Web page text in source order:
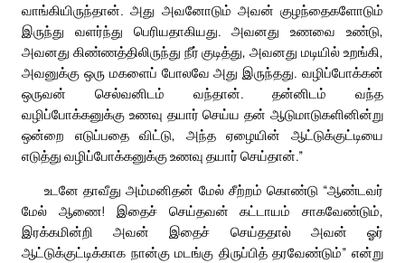
வாங்கியிருந்தான். அது அவனோடும் அவன் குழந்தைகளோடும்
இருந்து வளர்ந்து பெரியதாகியது. அவனது உணவை உண்டு,
அவனது கிண்ணத்திலிருந்து நீர் குடித்து, அவனது மடியில் உறங்கி,
அவனுக்கு ஒரு மகளைப் போலவே அது இருந்தது. வழிப்போக்கன்
ஒருவன் செல்வனிடம் வந்தான். தன்னிடம் வந்த
வழிப்போக்கனுக்கு உணவு தயார் செய்ய தன் ஆடுமாடுகளினின்று
ஒன்றை எடுப்பதை விட்டு, அந்த ஏழையின் ஆட்டுக்குட்டியை
எடுத்து வழிப்போக்கனுக்கு உணவு தயார் செய்தான்.”
உடனே தாவீது அம்மனிதன் மேல் சீற்றம் கொண்டு “ஆண்டவர்
மேல் ஆணை! இதைச் செய்தவன் கட்டாயம் சாகவேண்டும்,
இரக்கமின்றி அவன் இதைச் செய்ததால் அவன் ஓர்
ஆட்டுக்குட்டிக்காக நான்கு மடங்கு திருப்பித் தரவேண்டும்” என்று